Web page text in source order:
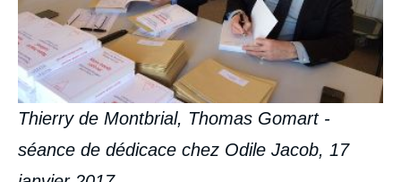
Thierry de Montbrial, Thomas Gomart -
séance de dédicace chez Odile Jacob, 17